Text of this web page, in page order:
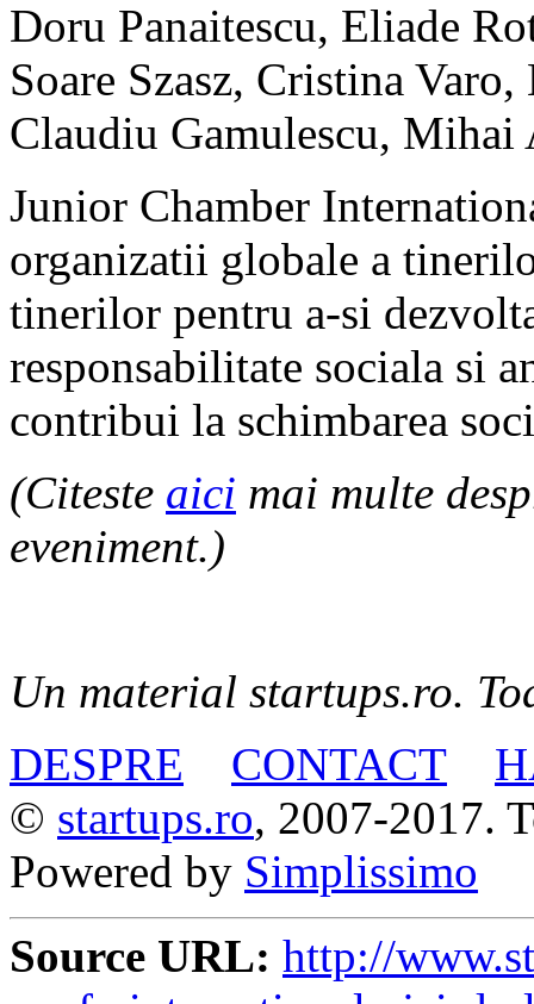
Doru Panaitescu, Eliade
Soare Szasz, Cristina
Claudiu Gamulescu, Mihai
Junior Chamber
organizatii globale a
tinerilor pentru a-si
responsabilitate sociala si
contribui la schimbarea
(Citeste aici mai multe
eveniment.)
Un material startups.ro.
DESPRE
CONTACT
© startups.ro, 2007-2017.
Powered by Simplissimo
Source URL: http://